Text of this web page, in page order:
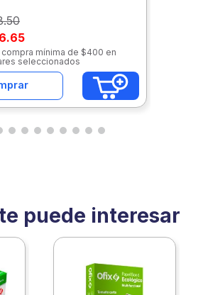
mínima de $400 en
seleccionados
puede interesar